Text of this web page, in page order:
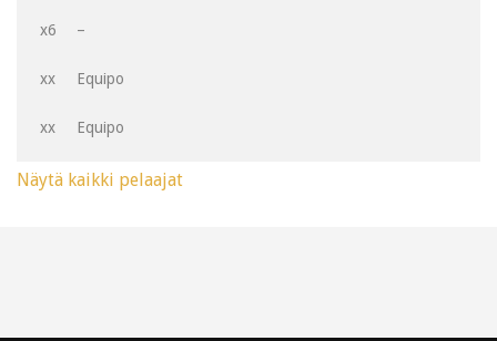
x6 –
xx Equipo
xx Equipo
Näytä kaikki pelaajat